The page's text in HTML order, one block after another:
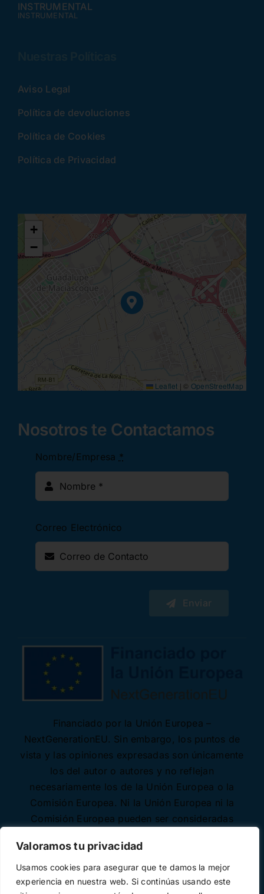
Valoramos tu privacidad
Usamos cookies para asegurar que te damos la mejor
experiencia en nuestra web. Si continúas usando este
INSTRUMENTAL
INSTRUMENTAL
Aviso Legal
Política de devoluciones
Política de Cookies
Política de Privacidad
+
−
Leaflet | © OpenStreetMap
Nosotros te Contactamos
Nombre/Empresa *
Correo Electrónico
Enviar
Financiado por la Unión Europea –
NextGenerationEU. Sin embargo, los puntos de
vista y las opiniones expresadas son únicamente
los del autor o autores y no reflejan
necesariamente los de la Unión Europea o la
Comisión Europea. Ni la Unión Europea ni la
Comisión Europea pueden ser consideradas